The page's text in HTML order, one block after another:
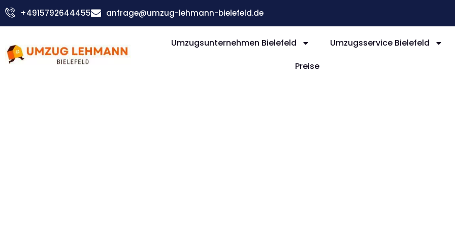
Zum
Inhalt
+4915792644455 anfrage@umzug-lehmann-bielefeld.de
Umzugsunternehmen Bielefeld
Umzugsservice Bielefeld
Preise